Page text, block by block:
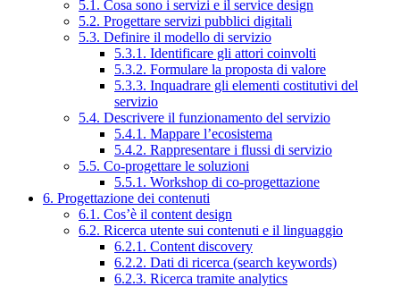
5.1. Cosa sono i servizi e il service design
5.2. Progettare servizi pubblici digitali
5.3. Definire il modello di servizio
5.3.1. Identificare gli attori coinvolti
5.3.2. Formulare la proposta di valore
5.3.3. Inquadrare gli elementi costitutivi del
servizio
5.4. Descrivere il funzionamento del servizio
5.4.1. Mappare l’ecosistema
5.4.2. Rappresentare i flussi di servizio
5.5. Co-progettare le soluzioni
5.5.1. Workshop di co-progettazione
6. Progettazione dei contenuti
6.1. Cos’è il content design
6.2. Ricerca utente sui contenuti e il linguaggio
6.2.1. Content discovery
6.2.2. Dati di ricerca (search keywords)
6.2.3. Ricerca tramite analytics